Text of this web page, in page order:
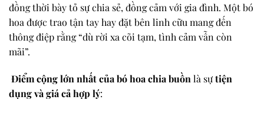
đồng thời bày tỏ sự chia sẻ, đồng cảm với gia đình. Một bó
hoa được trao tận tay hay đặt bên linh cữu mang đến
thông điệp rằng “dù rời xa cõi tạm, tình cảm vẫn còn
mãi”.
Điểm cộng lớn nhất của bó hoa chia buồn là sựtiện
dụng và giá cả hợp lý: